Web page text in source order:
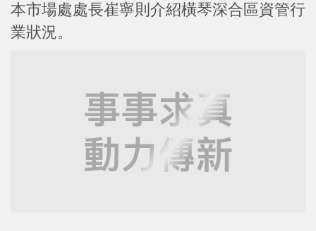
本市場處處長崔寧則介紹橫琴深合區資管行
業狀況。